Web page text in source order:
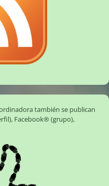
también se publican
, Facebook® (grupo),